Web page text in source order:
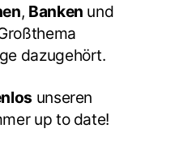
, Banken und
dazugehört.
unseren
up to date!